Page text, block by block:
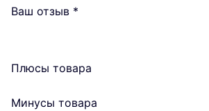
Ваш отзыв *
Плюсы товара
Минусы товара